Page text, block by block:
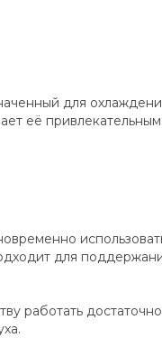
для
её
для
работать